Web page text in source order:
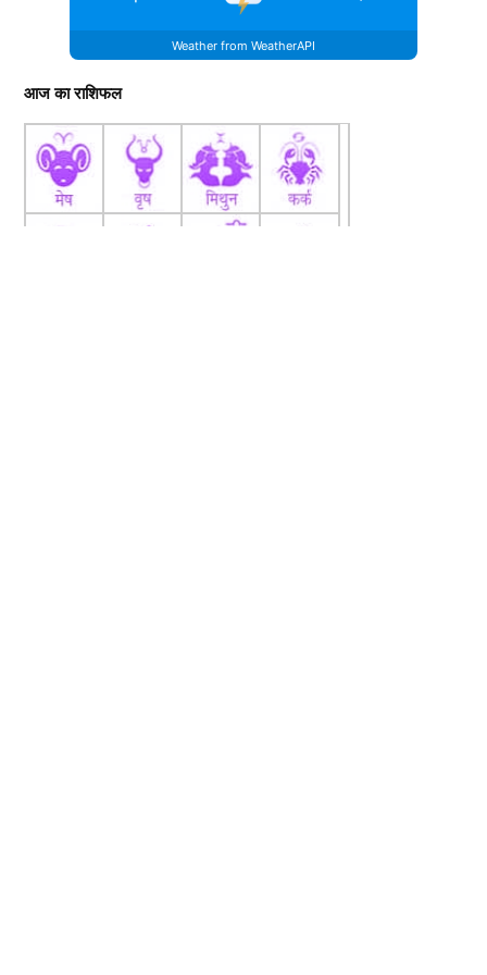
Weather from WeatherAPI
आज का राशिफल